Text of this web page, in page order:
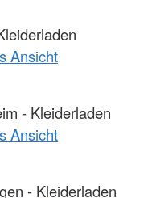
Ansicht
- Kleiderladen
Ansicht
- Kleiderladen